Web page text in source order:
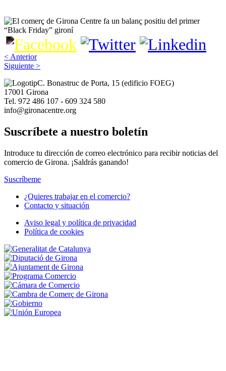
< Anterior
Siguiente >
Imagen
C. Bonastruc de Porta, 15 (edificio FOEG)
17001 Girona
Tel. 972 486 107 - 609 324 580
info@gironacentre.org
Suscríbete a nuestro boletín
Introduce tu dirección de correo electrónico para recibir noticias del
comercio de Girona. ¡Saldrás ganando!
Suscríbeme
Footer
Navigation
¿Quieres trabajar en el comercio?
Contacto y situación
Peu
Aviso legal y política de privacidad
Política de cookies